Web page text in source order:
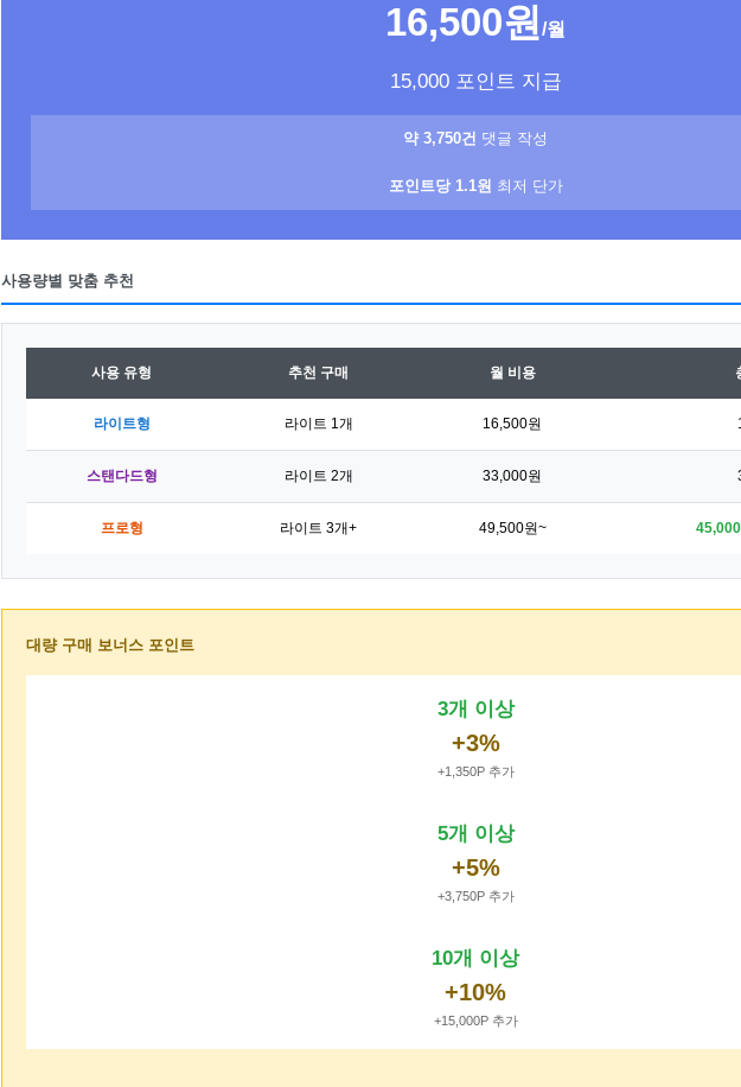
16,500원 /월
15,000 포인트 지급
약 3,750건 댓글 작성
포인트당 1.1원 최저 단가
사용량별 맞춤 추천
사용 유형 추천 구매 월 비용
라이트형 라이트 1개 16,500원
스탠다드형 라이트 2개 33,000원
프로형 라이트 3개+ 49,500원~
대량 구매 보너스 포인트
3개 이상
+3%
+1,350P 추가
5개 이상
+5%
+3,750P 추가
10개 이상
+10%
+15,000P 추가